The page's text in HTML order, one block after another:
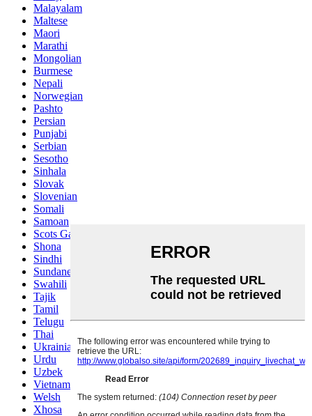
Malayalam
Maltese
Maori
Marathi
Mongolian
Burmese
Nepali
Norwegian
Pashto
Persian
Punjabi
Serbian
Sesotho
Sinhala
Slovak
Slovenian
Somali
Samoan
Scots Gaelic
Shona
Sindhi
Sundanese
Swahili
Tajik
Tamil
Telugu
Thai
Ukrainian
Urdu
Uzbek
Vietnamese
Welsh
Xhosa